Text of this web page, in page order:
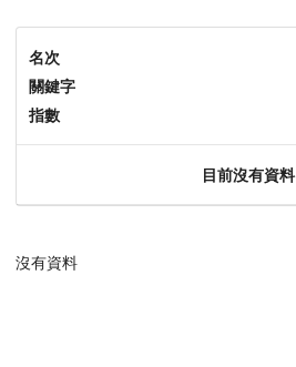
名次
關鍵字
指數
目前沒有資料
沒有資料